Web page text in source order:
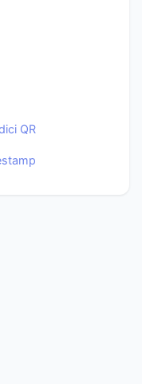
QR